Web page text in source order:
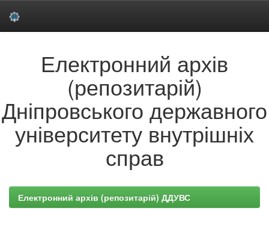
Електронний архів
(репозитарій)
Дніпровського державного
університету внутрішніх
справ
Електронний архів (репозитарій) ДДУВС